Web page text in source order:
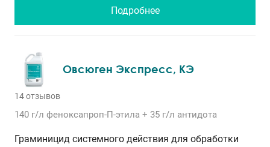
Подробнее
Овсюген Экспресс, КЭ
14 отзывов
140 г/л феноксапроп-П-этила + 35 г/л антидота
Граминицид системного действия для обработки